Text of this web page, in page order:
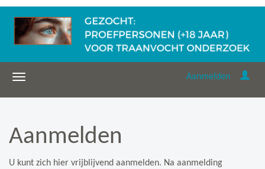
Aanmelden
Aanmelden
U kunt zich hier vrijblijvend aanmelden. Na aanmelding